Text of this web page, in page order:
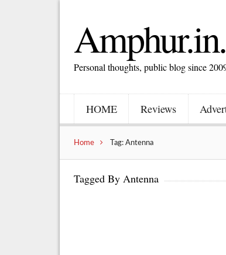
Personal thoughts, public blog since
HOME Reviews
Home Tag: Antenna
Tagged By Antenna